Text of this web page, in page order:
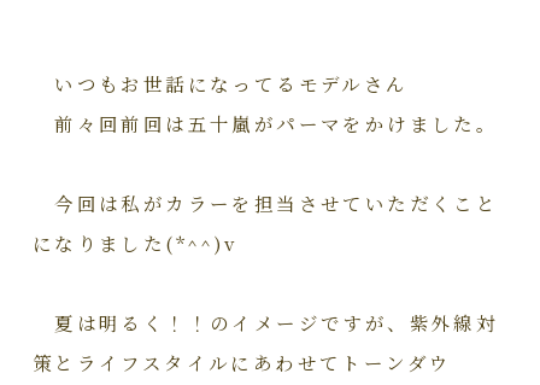
いつもお世話になってるモデルさん
前々回前回は五十嵐がパーマをかけました。
今回は私がカラーを担当させていただくこと
になりました(*^^)v
夏は明るく！！のイメージですが、紫外線対
策とライフスタイルにあわせてトーンダウ